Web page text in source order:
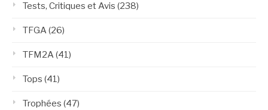
Tests, Critiques et Avis (238)
TFGA(26)
TFM2A(41)
Tops (41)
Trophées (47)